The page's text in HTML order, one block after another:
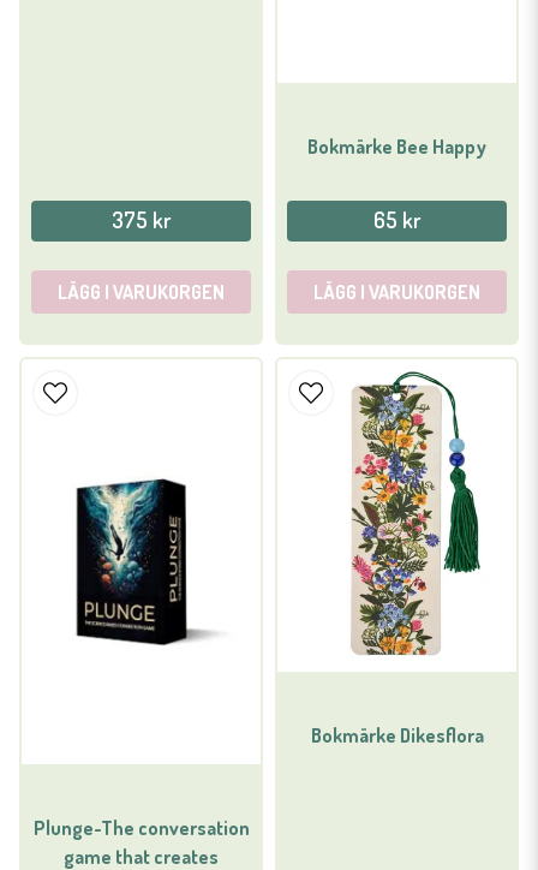
375 kr
LÄGG I VARUKORGEN
Bokmärke Bee Happy
65 kr
LÄGG I VARUKORGEN
Plunge-The conversation
game that creates
Bokmärke Dikesflora